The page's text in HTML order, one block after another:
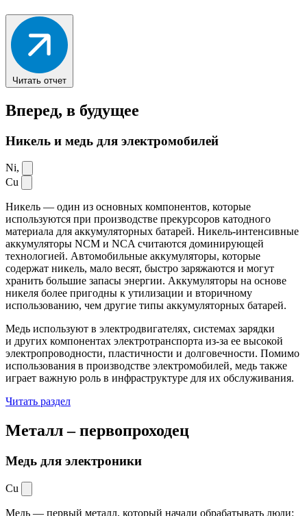
Читать отчет
Вперед, в будущее
Никель и медь для электромобилей
Ni,
Cu
Никель — один из основных компонентов, которые
используются при производстве прекурсоров катодного
материала для аккумуляторных батарей. Никель-интенсивные
аккумуляторы NCM и NCA считаются доминирующей
технологией. Автомобильные аккумуляторы, которые
содержат никель, мало весят, быстро заряжаются и могут
хранить большие запасы энергии. Аккумуляторы на основе
никеля более пригодны к утилизации и вторичному
использованию, чем другие типы аккумуляторных батарей.
Медь используют в электродвигателях, системах зарядки
и других компонентах электротранспорта из-за ее высокой
электропроводности, пластичности и долговечности. Помимо
использования в производстве электромобилей, медь также
играет важную роль в инфраструктуре для их обслуживания.
Читать раздел
Металл –первопроходец
Медь для электроники
Cu
Медь — первый металл, который начали обрабатывать люди: